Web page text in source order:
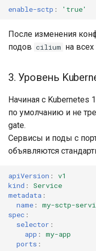
Авторизация в registry
Проксирование
Работа с трафиком
Подключение
устройств напрямую к
контейнерам
инструментов Argo CD
Настройка
масштабирования
(VPA)
enable-sctp : 'true'
После изменения
подов cilium на всех
3. Уровень
Начиная с Kubernetes
по умолчанию и не
gate.
Сервисы и поды с
объявляются
apiVersion :
v1
kind :
Service
metadata :
name :
my-sctp-
spec :
selector :
app :
my-app
ports :